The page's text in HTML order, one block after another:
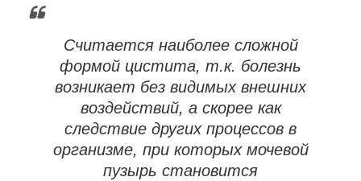
Считается наиболее сложной
формой цистита, т.к. болезнь
возникает без видимых внешних
воздействий, а скорее как
следствие других процессов в
организме, при которых мочевой
пузырь становится